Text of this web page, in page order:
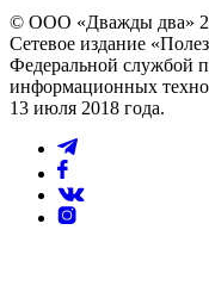
© ООО «Дважды два»
Сетевое издание
Федеральной службой
информационных
13 июля 2018 года.